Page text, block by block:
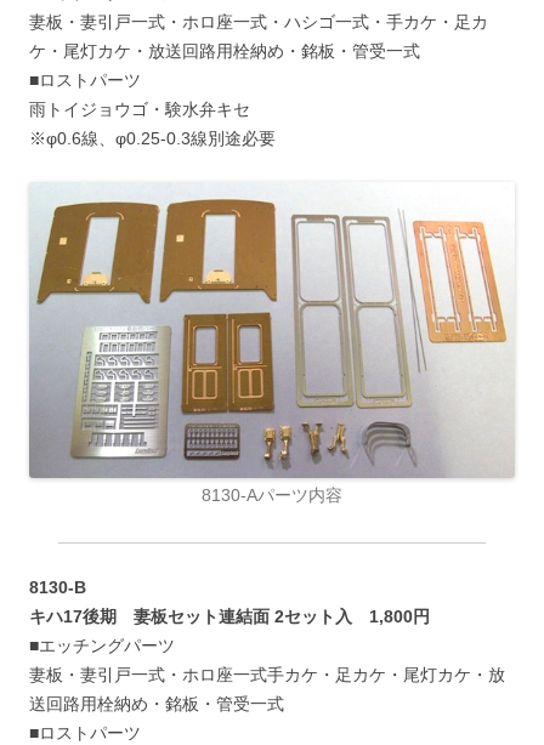
妻板・妻引戸一式・ホロ座一式・ハシゴ一式・手カケ・足カ
ケ・尾灯カケ・放送回路用栓納め・銘板・管受一式
■ロストパーツ
雨トイジョウゴ・験水弁キセ
※φ0.6線、φ0.25-0.3線別途必要
8130-Aパーツ内容
8130-B
キハ17後期 妻板セット連結面 2セット入 1,800円
■エッチングパーツ
妻板・妻引戸一式・ホロ座一式手カケ・足カケ・尾灯カケ・放
送回路用栓納め・銘板・管受一式
■ロストパーツ